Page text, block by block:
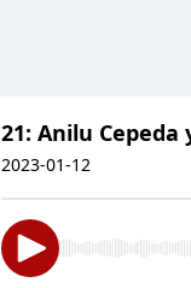
21: Anilu
2023-01-12